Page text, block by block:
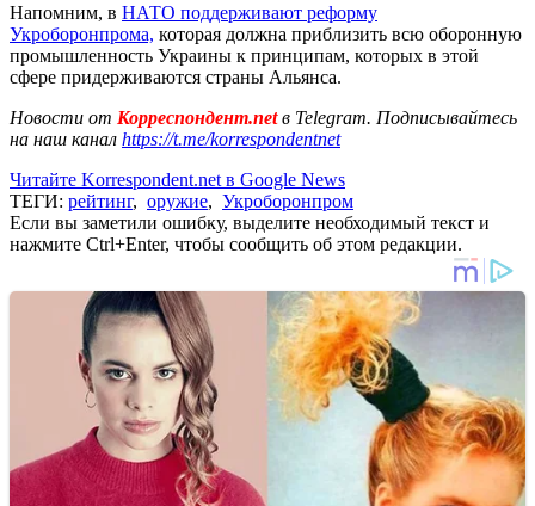
Напомним, в НАТО поддерживают реформу
Укроборонпрома, которая должна приблизить всю оборонную
промышленность Украины к принципам, которых в этой
сфере придерживаются страны Альянса.
Новости от Корреспондент.netв Telegram. Подписывайтесь
на наш канал https://t.me/korrespondentnet
Читайте Korrespondent.net в Google News
ТЕГИ: рейтинг, оружие, Укроборонпром
Если вы заметили ошибку, выделите необходимый текст и
нажмите Ctrl+Enter, чтобы сообщить об этом редакции.